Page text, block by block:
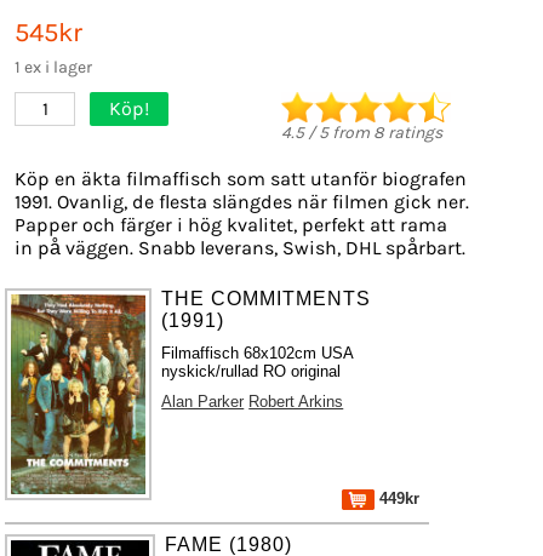
545kr
1 ex i lager
1 Köp!
4.5/5from 8 ratings
Köp en äkta filmaffisch som satt utanför biografen
1991. Ovanlig, de flesta slängdes när filmen gick ner.
Papper och färger i hög kvalitet, perfekt att rama
in på väggen. Snabb leverans, Swish, DHL spårbart.
THE COMMITMENTS
(1991)
Filmaffisch 68x102cm USA
nyskick/rullad RO original
Alan Parker Robert Arkins
449kr
FAME (1980)